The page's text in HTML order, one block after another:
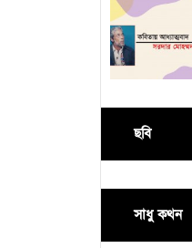
ছবি
সাধু কথন